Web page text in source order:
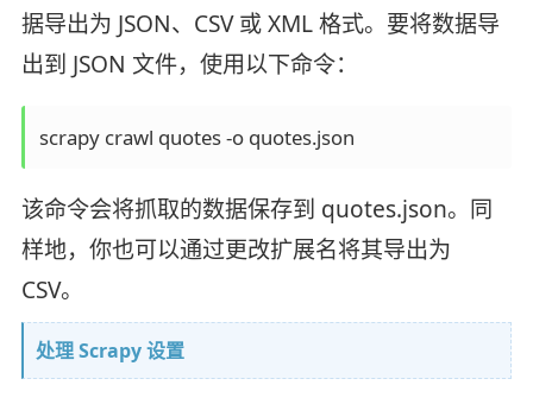
据导出为 JSON、CSV 或 XML 格式。要将数据导
出到 JSON 文件，使用以下命令：
scrapy crawl quotes -o quotes.json
该命令会将抓取的数据保存到 quotes.json。同
样地，你也可以通过更改扩展名将其导出为
CSV。
处理 Scrapy 设置